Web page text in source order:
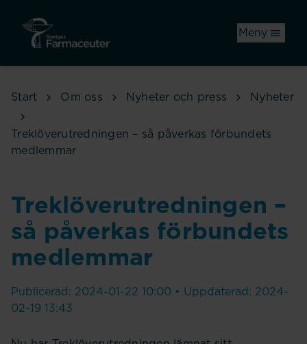
Meny
Start Om oss Nyheter och press Nyheter
Treklöverutredningen – så påverkas förbundets
medlemmar
Treklöverutredningen –
så påverkas förbundets
medlemmar
Publicerad: 2024-01-22 10:00 • Uppdaterad: 2024-
02-19 13:43